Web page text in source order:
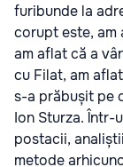
furibunde la
corupt este, am
am aflat că a
cu Filat, am
s-a prăbușit pe
Ion Sturza. Într-
postacii,
metode